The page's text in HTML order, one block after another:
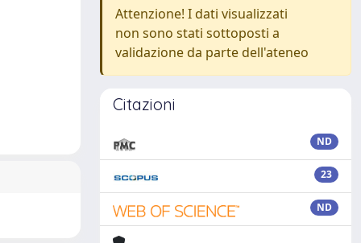
Attenzione! I dati visualizzati
non sono stati sottoposti a
validazione da parte dell'ateneo
Citazioni
ND
23
ND